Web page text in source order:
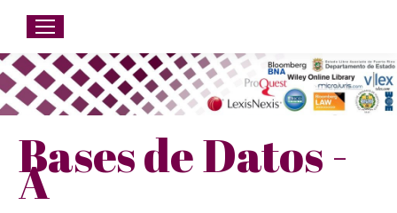
Bases de Datos -
A